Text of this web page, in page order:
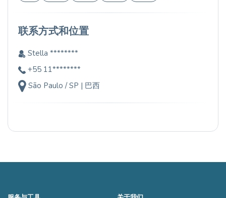
联系方式和位置
Stella ********
+55 11********
São Paulo / SP | 巴西